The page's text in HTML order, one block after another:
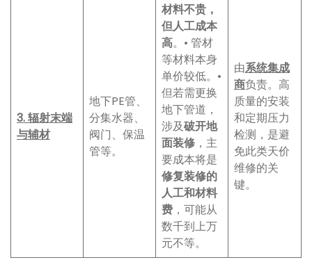
3. 辐射末端
与辅材
地下PE管、
分集水器、
阀门、保温
管等。
材料不贵，
但人工成本
高。• 管材
等材料本身
单价较低。•
但若需更换
地下管道，
涉及破开地
面装修 ，主
要成本将是
修复装修的
人工和材料
费 ，可能从
数千到上万
元不等。
由系统集成
商负责。高
质量的安装
和定期压力
检测，是避
免此类天价
维修的关
键。